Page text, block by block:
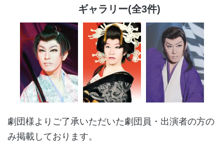
ギャラリー(全3件)
劇団様よりご了承いただいた劇団員・出演者の方の
み掲載しております。